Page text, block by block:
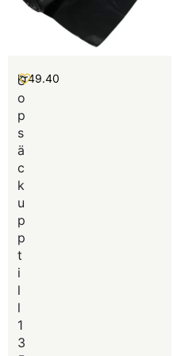
S
o
p
s
ä
c
k
u
p
p
t
i
l
l
1
3
kr49.40